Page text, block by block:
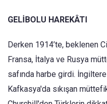
GELİBOLU HAREKÂTI
Derken 1914’te, beklenen
Fransa, İtalya ve Rusya
safında harbe girdi.
Kafkasya'da sıkışan